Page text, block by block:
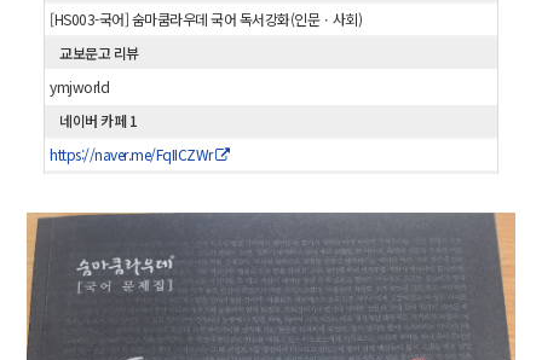
[HS003-국어] 숨마쿰라우데 국어 독서강화(인문ㆍ사회)
교보문고 리뷰
ymjworld
네이버 카페 1
https://naver.me/FqIICZWr